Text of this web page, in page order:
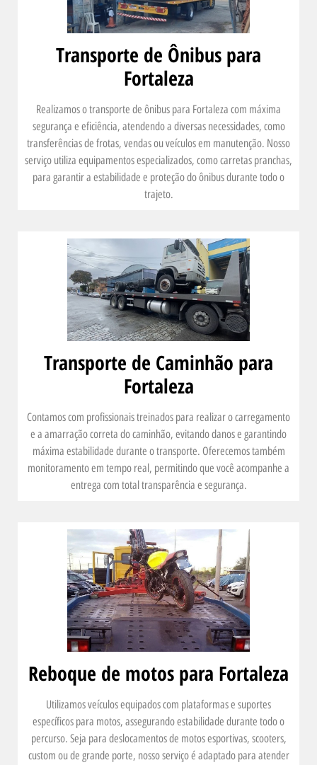
Transporte de Ônibus para
Fortaleza
Realizamos o transporte de ônibus para Fortaleza com máxima
segurança e eficiência, atendendo a diversas necessidades, como
transferências de frotas, vendas ou veículos em manutenção. Nosso
serviço utiliza equipamentos especializados, como carretas pranchas,
para garantir a estabilidade e proteção do ônibus durante todo o
trajeto.
Transporte de Caminhão para
Fortaleza
Contamos com profissionais treinados para realizar o carregamento
e a amarração correta do caminhão, evitando danos e garantindo
máxima estabilidade durante o transporte. Oferecemos também
monitoramento em tempo real, permitindo que você acompanhe a
entrega com total transparência e segurança.
Reboque de motos para Fortaleza
Utilizamos veículos equipados com plataformas e suportes
específicos para motos, assegurando estabilidade durante todo o
percurso. Seja para deslocamentos de motos esportivas, scooters,
custom ou de grande porte, nosso serviço é adaptado para atender